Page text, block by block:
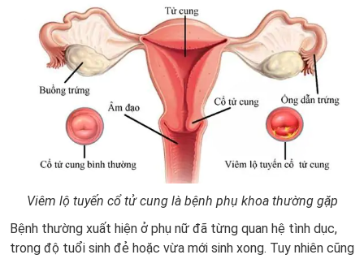
Viêm lộ tuyến cổ tử cung là bệnh phụ khoa thường gặp
Bệnh thường xuất hiện ở phụ nữ đã từng quan hệ tình dục,
trong độ tuổi sinh đẻ hoặc vừa mới sinh xong. Tuy nhiên cũng